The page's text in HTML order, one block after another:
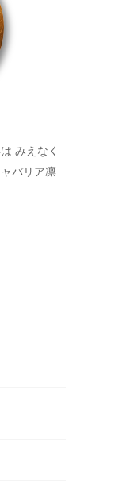
みえなく
バリア凛